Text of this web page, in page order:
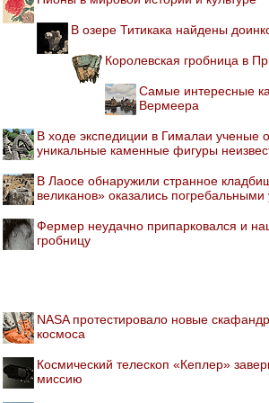
В озере Титикака найдены
Королевская гробница в
Самые интересные
Вермеера
В ходе экспедиции в Гималаи ученые
уникальные каменные фигуры
В Лаосе обнаружили странное
великанов» оказались
Фермер неудачно припарковался и
гробницу
NASA протестировало новые
космоса
Космический телескоп «Кеплер»
миссию